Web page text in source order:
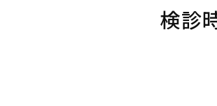
検診